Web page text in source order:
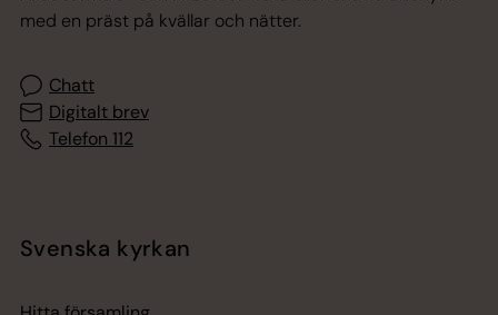
med en präst på kvällar och nätter.
Chatt
Digitalt brev
Telefon 112
Svenska kyrkan